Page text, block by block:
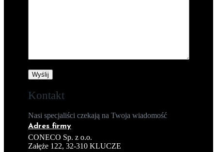
Kontakt
Nasi specjaliści czekają na Twoja wiadomość
Adres firmy
CONECO Sp. z o.o.
Załęże 122, 32-310 KLUCZE